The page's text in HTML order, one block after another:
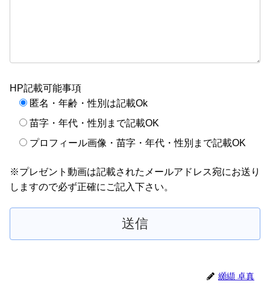
HP記載可能事項
匿名・年齢・性別は記載Ok
苗字・年代・性別まで記載OK
プロフィール画像・苗字・年代・性別まで記載OK
※プレゼント動画は記載されたメールアドレス宛にお送り
しますので必ず正確にご記入下さい。
纐纈 卓真